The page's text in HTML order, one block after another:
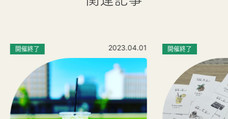
開催終了 2023.04.01 開催終了